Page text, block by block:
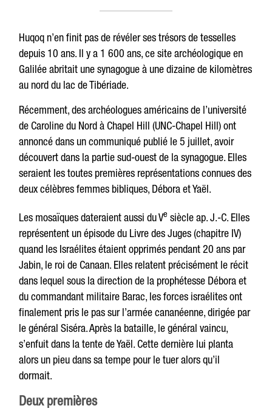
Huqoq n’en finit pas de révéler ses trésors de tesselles
depuis 10 ans. Il y a 1 600 ans, ce site archéologique en
Galilée abritait une synagogue à une dizaine de kilomètres
au nord du lac de Tibériade.
Récemment, des archéologues américains de l’université
de Caroline du Nord à Chapel Hill (UNC-Chapel Hill) ont
annoncé dans un communiqué publié le 5 juillet, avoir
découvert dans la partie sud-ouest de la synagogue. Elles
seraient les toutes premières représentations connues des
deux célèbres femmes bibliques, Débora et Yaël.
Les mosaïques dateraient aussi du Vesiècle ap. J.-C. Elles
représentent un épisode du Livre des Juges (chapitre IV)
quand les Israélites étaient opprimés pendant 20 ans par
Jabin, le roi de Canaan. Elles relatent précisément le récit
dans lequel sous la direction de la prophétesse Débora et
du commandant militaire Barac, les forces israélites ont
finalement pris le pas sur l’armée cananéenne, dirigée par
le général Siséra. Après la bataille, le général vaincu,
s’enfuit dans la tente de Yaël. Cette dernière lui planta
alors un pieu dans sa tempe pour le tuer alors qu’il
dormait.
Deux premières